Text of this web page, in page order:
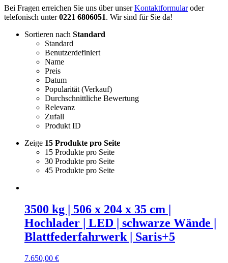
Bei Fragen erreichen Sie uns über unserKontaktformularoder
telefonisch unter0221 6806051. Wir sind für Sie da!
Sortieren nach Standard
Standard
Benutzerdefiniert
Name
Preis
Datum
Popularität (Verkauf)
Durchschnittliche Bewertung
Relevanz
Zufall
Produkt ID
Zeige 15 Produkte pro Seite
15 Produkte pro Seite
30 Produkte pro Seite
45 Produkte pro Seite
3500 kg | 506 x 204 x 35 cm |
Hochlader | LED | schwarze Wände |
Blattfederfahrwerk | Saris+5
7.650,00 €